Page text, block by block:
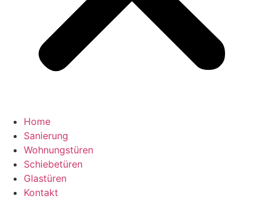
Home
Sanierung
Wohnungstüren
Schiebetüren
Glastüren
Kontakt